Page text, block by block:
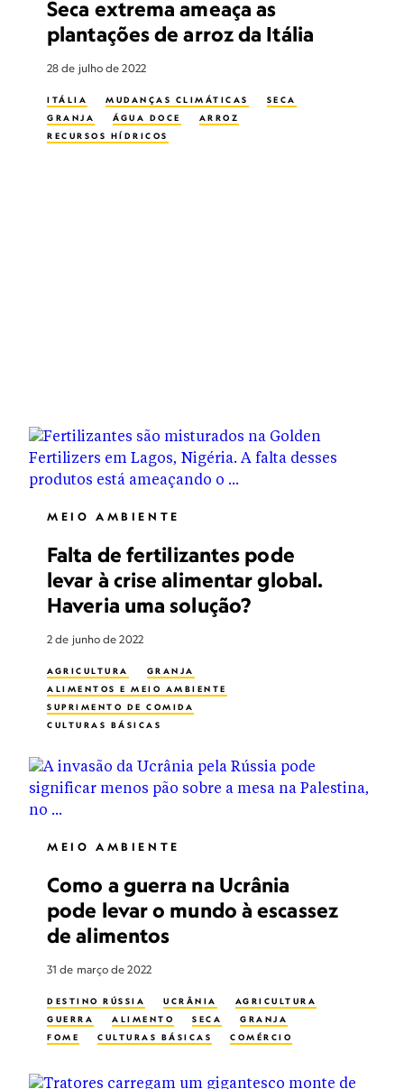
Seca extrema ameaça as
plantações de arroz da Itália
28 de julho de 2022
ITÁLIA MUDANÇAS CLIMÁTICAS
SECA
GRANJA
ÁGUA DOCE
ARROZ
RECURSOS HÍDRICOS
MEIO AMBIENTE
Falta de fertilizantes pode
levar à crise alimentar global.
Haveria uma solução?
2 de junho de 2022
AGRICULTURA
GRANJA
ALIMENTOS E MEIO AMBIENTE
SUPRIMENTO DE COMIDA
CULTURAS BÁSICAS
MEIO AMBIENTE
Como a guerra na Ucrânia
pode levar o mundo à escassez
de alimentos
31 de março de 2022
DESTINO RÚSSIA UCRÂNIA
AGRICULTURA
GUERRA
ALIMENTO SECA
GRANJA
FOME
CULTURAS BÁSICAS COMÉRCIO